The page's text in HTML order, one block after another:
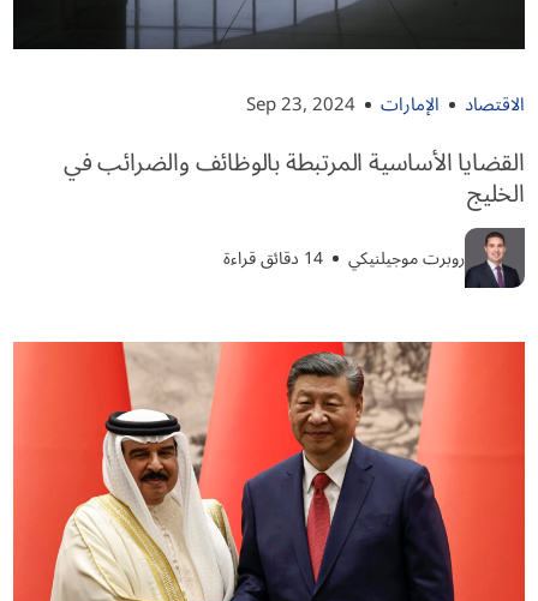
الاقتصاد الإمارات Sep 23, 2024
القضايا الأساسية المرتبطة بالوظائف والضرائب في
الخليج
روبرت موجيلنيكي 14 دقائق قراءة